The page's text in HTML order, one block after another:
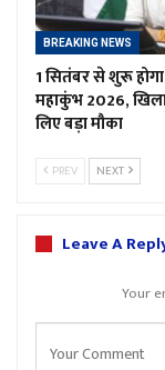
BREAKING NEWS
1 सितंबर से शुरू
महाकुंभ 2026,
लिए बड़ा मौका
PREV NEXT
Leave A
Your